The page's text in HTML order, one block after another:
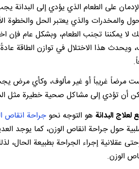
على الطعام الذي يؤدي إلى البدانة
والمخدرات والذي يعتبر الحل والخطوة
لا يمكننا تجنب الطعام، وبشكل عام فإن
ويحدث هذا الاختلال في توازن الطاقة
مرضاً غريباً أو غير مألوف، وكأي
أن تؤدي إلى مشاكل صحية خطيرة مثل
لعلاج البدانة هو التوجه نحو جراحة انقاص
حول جراحة انقاص الوزن، كما يوجد
الوزن.